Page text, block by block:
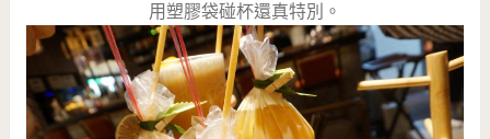
用塑膠袋碰杯還真特別。